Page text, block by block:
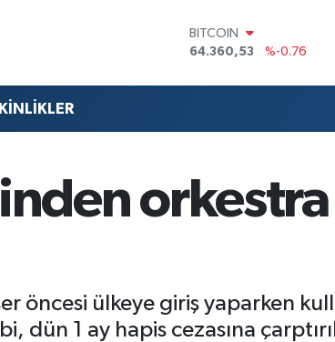
DOLAR
47,7143
%0.16
55,0317
%-0.02
BİST100
13.887
%64
BITCOIN
orkestra
öncesi ülkeye giriş yaparken
dün 1 ay hapis cezasına